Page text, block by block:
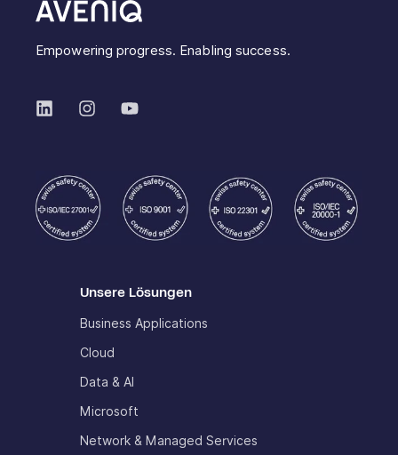
Empowering progress. Enabling success.
Unsere Lösungen
Business Applications
Cloud
Data & AI
Microsoft
Network & Managed Services